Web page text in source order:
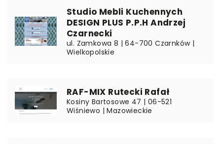
Studio Mebli Kuchennych
DESIGN PLUS P.P.H Andrzej
Czarnecki
ul. Zamkowa 8 | 64-700 Czarnków |
Wielkopolskie
RAF-MIX Rutecki Rafał
Kosiny Bartosowe 47 | 06-521
Wiśniewo | Mazowieckie